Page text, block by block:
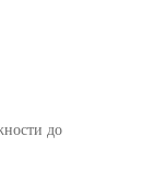
до